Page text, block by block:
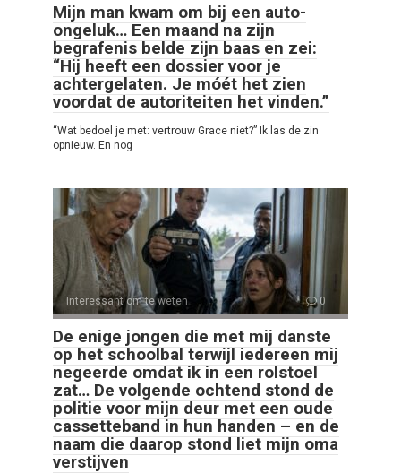
Mijn man kwam om bij een auto-
ongeluk… Een maand na zijn
begrafenis belde zijn baas en zei:
“Hij heeft een dossier voor je
achtergelaten. Je móét het zien
voordat de autoriteiten het vinden.”
“Wat bedoel je met: vertrouw Grace niet?” Ik las de zin
opnieuw. En nog
Interessant om te weten 0
De enige jongen die met mij danste
op het schoolbal terwijl iedereen mij
negeerde omdat ik in een rolstoel
zat… De volgende ochtend stond de
politie voor mijn deur met een oude
cassetteband in hun handen – en de
naam die daarop stond liet mijn oma
verstijven